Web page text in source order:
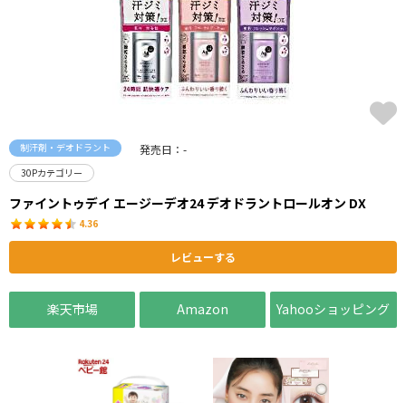
制汗剤・デオドラント 発売日：-
30Pカテゴリー
ファイントゥデイ エージーデオ24 デオドラントロールオン DX
4.36
レビューする
楽天市場 Amazon Yahooショッピング